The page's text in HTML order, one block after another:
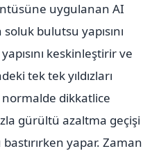
uygulanan AI
bulutsu yapısını
keskinleştirir ve
tek tek yıldızları
normalde dikkatlice
gürültü azaltma geçişi
yapar. Zaman